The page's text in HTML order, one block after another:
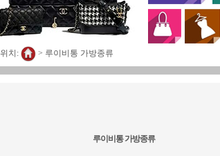
치: > 루이비통 가방종류
루이비통 가방종류